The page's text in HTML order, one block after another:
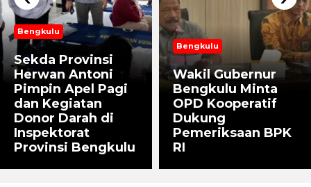
Bengkulu
Sekda Provinsi
Herwan Antoni
Pimpin Apel Pagi
dan Kegiatan
Donor Darah di
Inspektorat
Provinsi Bengkulu
Bengkulu
Wakil Gubernur
Bengkulu Minta
OPD Kooperatif
Dukung
Pemeriksaan BPK
RI